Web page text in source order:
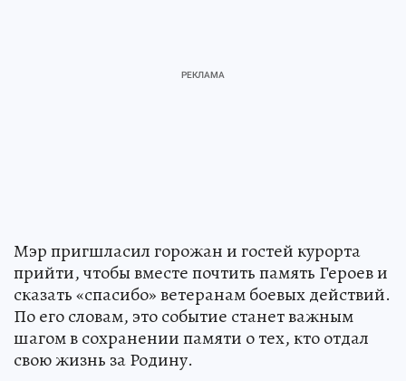
Мэр пригшласил горожан и гостей курорта
прийти, чтобы вместе почтить память Героев и
сказать «спасибо» ветеранам боевых действий.
По его словам, это событие станет важным
шагом в сохранении памяти о тех, кто отдал
свою жизнь за Родину.